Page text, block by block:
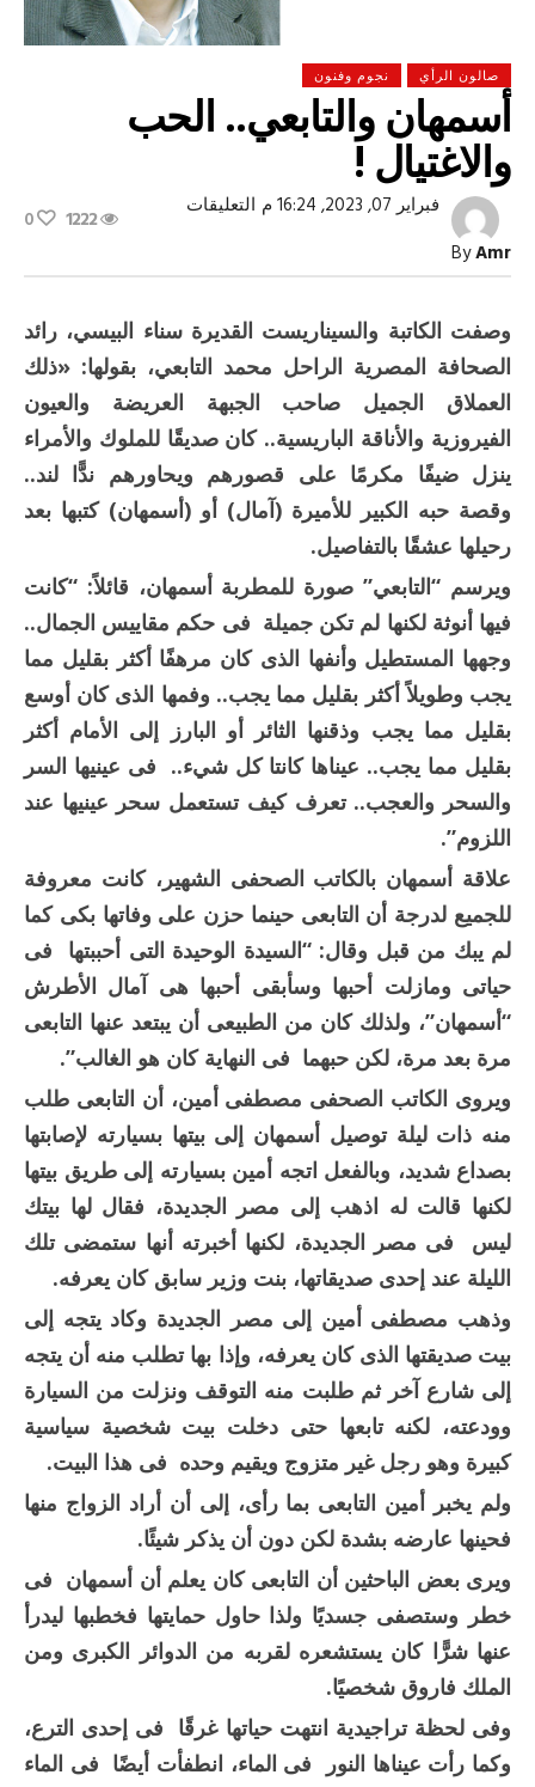
صالون الرأي نجوم وفنون
أسمهان والتابعي.. الحب
والاغتيال !
ByAmr
فبراير 07, 2023, 16:24 م التعليقاتعلى
والاغتيال
مغلقة
1222
0
وصفت الكاتبة والسيناريست القديرة سناء البيسي، رائد
الصحافة المصرية الراحل محمد التابعي، بقولها: «ذلك
العملاق الجميل صاحب الجبهة العريضة والعيون
الفيروزية والأناقة الباريسية.. كان صديقًا للملوك والأمراء
ينزل ضيفًا مكرمًا على قصورهم ويحاورهم ندًّا لند..
وقصة حبه الكبير للأميرة (آمال) أو (أسمهان) كتبها بعد
رحيلها عشقًا بالتفاصيل.
ويرسم “التابعي” صورة للمطربة أسمهان، قائلاً: “كانت
فيها أنوثة لكنها لم تكن جميلة فى حكم مقاييس الجمال..
وجهها المستطيل وأنفها الذى كان مرهفًا أكثر بقليل مما
يجب وطويلاً أكثر بقليل مما يجب.. وفمها الذى كان أوسع
بقليل مما يجب وذقنها الثائر أو البارز إلى الأمام أكثر
بقليل مما يجب.. عيناها كانتا كل شيء.. فى عينيها السر
والسحر والعجب.. تعرف كيف تستعمل سحر عينيها عند
اللزوم”.
علاقة أسمهان بالكاتب الصحفى الشهير، كانت معروفة
للجميع لدرجة أن التابعى حينما حزن على وفاتها بكى كما
لم يبك من قبل وقال: “السيدة الوحيدة التى أحببتها فى
حياتى ومازلت أحبها وسأبقى أحبها هى آمال الأطرش
“أسمهان”، ولذلك كان من الطبيعى أن يبتعد عنها التابعى
مرة بعد مرة، لكن حبهما فى النهاية كان هو الغالب”.
ويروى الكاتب الصحفى مصطفى أمين، أن التابعى طلب
منه ذات ليلة توصيل أسمهان إلى بيتها بسيارته لإصابتها
بصداع شديد، وبالفعل اتجه أمين بسيارته إلى طريق بيتها
لكنها قالت له اذهب إلى مصر الجديدة، فقال لها بيتك
ليس فى مصر الجديدة، لكنها أخبرته أنها ستمضى تلك
الليلة عند إحدى صديقاتها، بنت وزير سابق كان يعرفه.
وذهب مصطفى أمين إلى مصر الجديدة وكاد يتجه إلى
بيت صديقتها الذى كان يعرفه، وإذا بها تطلب منه أن يتجه
إلى شارع آخر ثم طلبت منه التوقف ونزلت من السيارة
وودعته، لكنه تابعها حتى دخلت بيت شخصية سياسية
كبيرة وهو رجل غير متزوج ويقيم وحده فى هذا البيت.
ولم يخبر أمين التابعى بما رأى، إلى أن أراد الزواج منها
فحينها عارضه بشدة لكن دون أن يذكر شيئًا.
ويرى بعض الباحثين أن التابعى كان يعلم أن أسمهان فى
خطر وستصفى جسديًا ولذا حاول حمايتها فخطبها ليدرأ
عنها شرًّا كان يستشعره لقربه من الدوائر الكبرى ومن
الملك فاروق شخصيًا.
وفى لحظة تراجيدية انتهت حياتها غرقًا فى إحدى الترع،
وكما رأت عيناها النور فى الماء، انطفأت أيضًا فى الماء